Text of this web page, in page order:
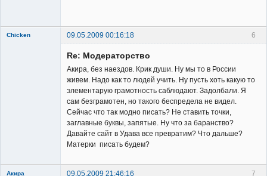
6
Chicken
09.05.2009 00:16:18
Re: Модераторство
Акира, без наездов. Крик души. Ну мы то в России
живем. Надо как то людей учить. Ну пусть хоть какую то
элементарую грамотность саблюдают. Задолбали. Я
сам безграмотен, но такого беспредела не видел.
Сейчас что так модно писать? Не ставить точки,
заглавные буквы, запятые. Ну что за баранство?
Давайте сайт в Удава все превратим? Что дальше?
Матерки писать будем?
7
Акира 09.05.2009 21:46:16